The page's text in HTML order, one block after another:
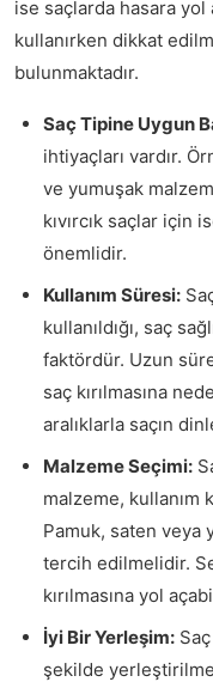
ise saçlarda hasara yol
kullanırken dikkat
bulunmaktadır.
Saç Tipine Uygun
ihtiyaçları vardır.
ve yumuşak
kıvırcık saçlar için
önemlidir.
Kullanım Süresi:
kullanıldığı, saç
faktördür. Uzun
saç kırılmasına
aralıklarla saçın
Malzeme Seçimi:
malzeme, kullanım
Pamuk, saten veya
tercih edilmelidir.
kırılmasına yol
İyi Bir Yerleşim:
şekilde